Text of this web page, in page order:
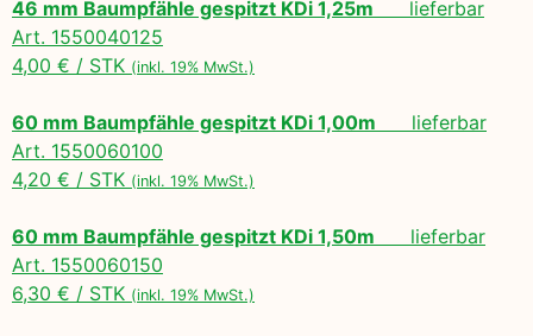
46 mm Baumpfähle gespitzt KDi 1,25m lieferbar
Art. 1550040125
4,00 € / STK (inkl. 19% MwSt.)
60 mm Baumpfähle gespitzt KDi 1,00m lieferbar
Art. 1550060100
4,20 € / STK (inkl. 19% MwSt.)
60 mm Baumpfähle gespitzt KDi 1,50m lieferbar
Art. 1550060150
6,30 € / STK (inkl. 19% MwSt.)